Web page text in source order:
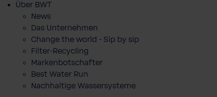
Über BWT
News
Das Unternehmen
Change the world - Sip by sip
Filter-Recycling
Markenbotschafter
Best Water Run
Nachhaltige Wassersysteme